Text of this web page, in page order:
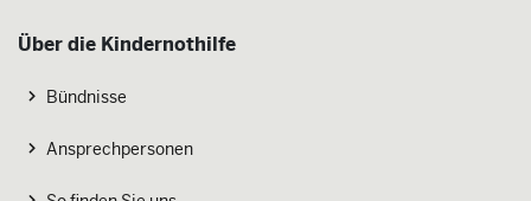
Über die Kindernothilfe
Bündnisse
Ansprechpersonen